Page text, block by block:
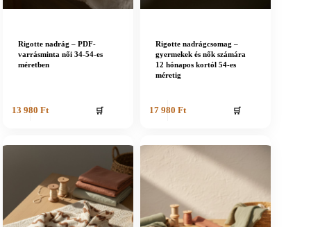
Rigotte nadrág – PDF-
varrásminta női 34-54-es
méretben
13 980 Ft 🛒
Rigotte nadrágcsomag –
gyermekek és nők számára
12 hónapos kortól 54-es
méretig
17 980 Ft 🛒